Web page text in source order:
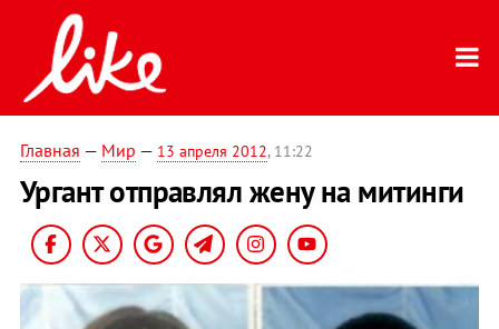
Главная — Мир — 13 апреля 2012, 11:22
Ургант отправлял жену на митинги